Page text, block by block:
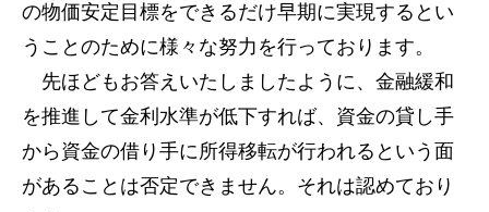
の物価安定目標をできるだけ早期に実現するとい
うことのために様々な努力を行っております。
先ほどもお答えいたしましたように、金融緩和
を推進して金利水準が低下すれば、資金の貸し手
から資金の借り手に所得移転が行われるという面
があることは否定できません。それは認めており